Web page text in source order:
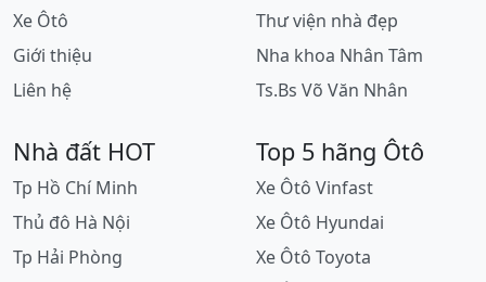
Xe Ôtô
Giới thiệu
Liên hệ
Thư viện nhà đẹp
Nha khoa Nhân Tâm
Ts.Bs Võ Văn Nhân
Nhà đất HOT
Tp Hồ Chí Minh
Thủ đô Hà Nội
Tp Hải Phòng
Top 5 hãng Ôtô
Xe Ôtô Vinfast
Xe Ôtô Hyundai
Xe Ôtô Toyota